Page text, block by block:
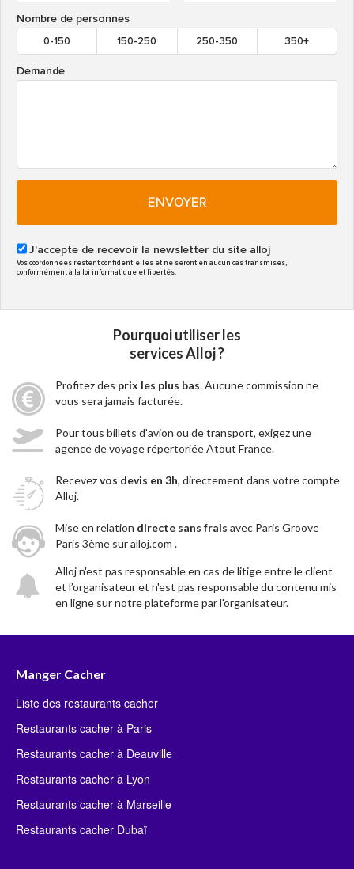
Nombre de personnes
0-150 150-250 250-350 350+
Demande
ENVOYER
J'accepte de recevoir la newsletter du site alloj
Vos coordonnées restent confidentielles et ne seront en aucun cas transmises,
conformément à la loi informatique et libertés.
Pourquoi utiliser les
services Alloj ?
Profitez des prix les plus bas. Aucune commission ne
vous sera jamais facturée.
Pour tous billets d'avion ou de transport, exigez une
agence de voyage répertoriée Atout France.
Recevezvos devis en 3h, directement dans votre compte
Alloj.
Mise en relation directe sans frais avec Paris Groove
Paris 3ème sur alloj.com .
Alloj n'est pas responsable en cas de litige entre le client
et l’organisateur et n'est pas responsable du contenu mis
en ligne sur notre plateforme par l'organisateur.
Manger Cacher
Liste des restaurants cacher
Restaurants cacher à Paris
Restaurants cacher à Deauville
Restaurants cacher à Lyon
Restaurants cacher à Marseille
Restaurants cacher Dubaï